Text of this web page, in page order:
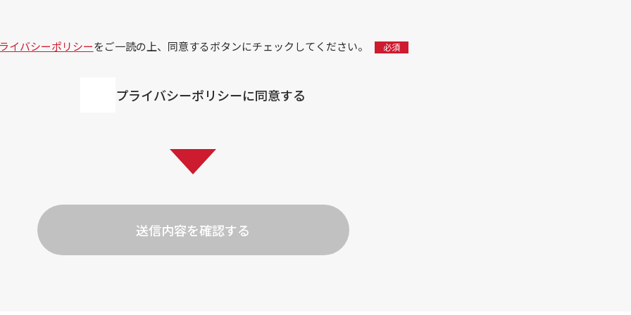
イバシーポリシーをご一読の上、同意するボタンにチェックしてください。
プライバシーポリシーに同意する